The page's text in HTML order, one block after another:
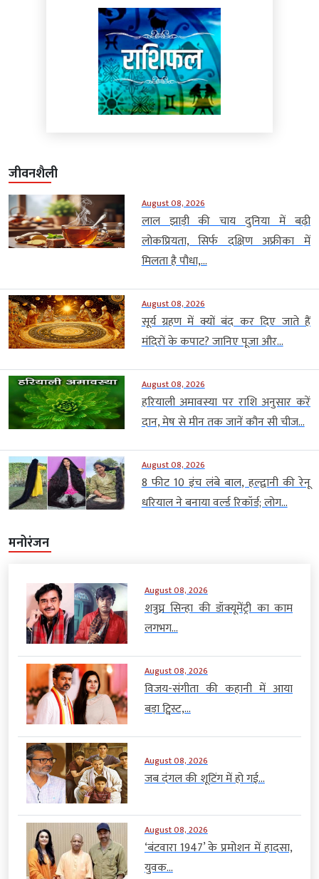
जीवनशैली
August 08, 2026
लाल झाड़ी की चाय दुनिया में बढ़ी
लोकप्रियता, सिर्फ दक्षिण अफ्रीका में
मिलता है पौधा,...
August 08, 2026
सूर्य ग्रहण में क्यों बंद कर दिए जाते हैं
मंदिरों के कपाट? जानिए पूजा और...
August 08, 2026
हरियाली अमावस्या पर राशि अनुसार करें
दान, मेष से मीन तक जानें कौन सी चीज...
August 08, 2026
8 फीट 10 इंच लंबे बाल, हल्द्वानी की रेनू
धरियाल ने बनाया वर्ल्ड रिकॉर्ड; लोग...
मनोरंजन
August 08, 2026
शत्रुघ्न सिन्हा की डॉक्यूमेंट्री का काम
लगभग...
August 08, 2026
विजय-संगीता की कहानी में आया
बड़ा ट्विस्ट,...
August 08, 2026
जब दंगल की शूटिंग में हो गई...
August 08, 2026
‘बंटवारा 1947’ के प्रमोशन में हादसा,
युवक...